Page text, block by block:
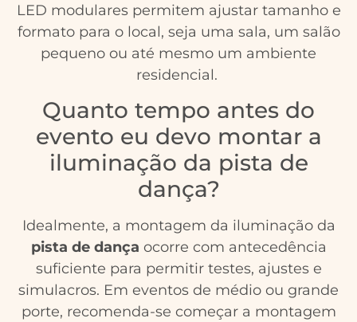
LED modulares permitem ajustar tamanho e
formato para o local, seja uma sala, um salão
pequeno ou até mesmo um ambiente
residencial.
Quanto tempo antes do
evento eu devo montar a
iluminação da pista de
dança?
Idealmente, a montagem da iluminação da
pista de dança ocorre com antecedência
suficiente para permitir testes, ajustes e
simulacros. Em eventos de médio ou grande
porte, recomenda-se começar a montagem